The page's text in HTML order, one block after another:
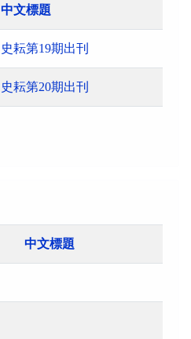
中文標題
史耘第19期出刊
史耘第20期出刊
中文標題